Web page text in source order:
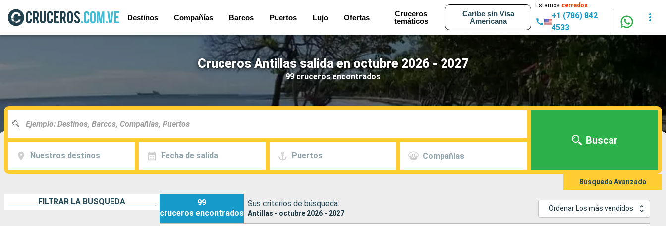
Destinos Compañías Barcos Puertos Lujo Ofertas
Cruceros
temáticos
Caribe sin Visa
Americana
Estamos cerrados
+1 (786) 842
4533
Cruceros Antillas salida en octubre 2026 - 2027
99 cruceros encontrados
Nuestros destinos Fecha de salida Puertos Compañías
Buscar
Búsqueda Avanzada
FILTRAR LA BÚSQUEDA
99
cruceros encontrados
Sus criterios de búsqueda:
Antillas - octubre 2026 - 2027
Ordenar Los más vendidos